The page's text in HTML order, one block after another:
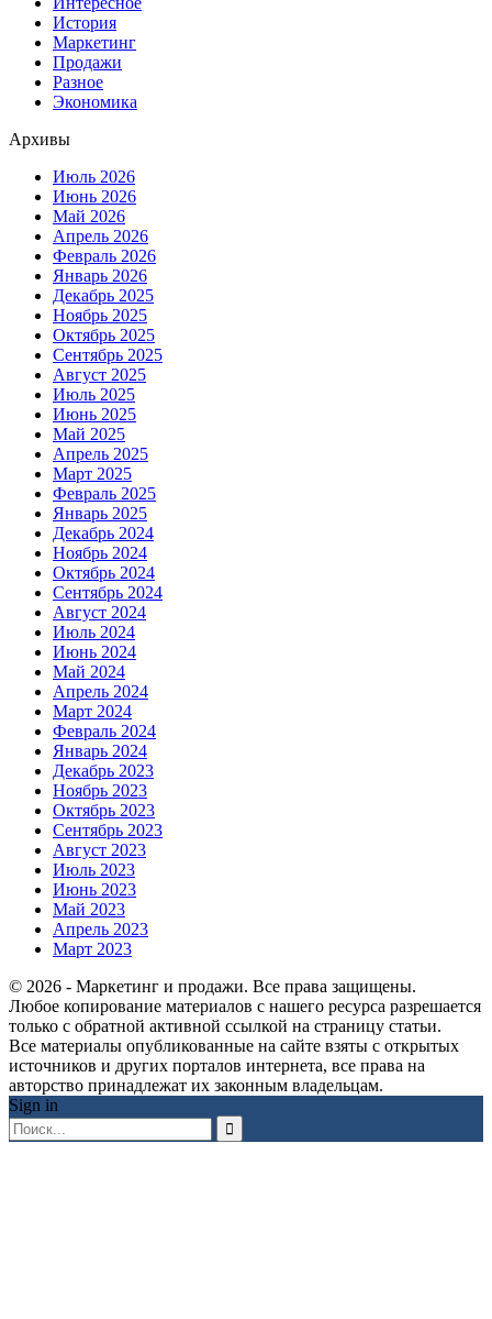
История
Маркетинг
Продажи
Разное
Экономика
Архивы
Июль 2026
Июнь 2026
Май 2026
Апрель 2026
Февраль 2026
Январь 2026
Декабрь 2025
Ноябрь 2025
Октябрь 2025
Сентябрь 2025
Август 2025
Июль 2025
Июнь 2025
Май 2025
Апрель 2025
Март 2025
Февраль 2025
Январь 2025
Декабрь 2024
Ноябрь 2024
Октябрь 2024
Сентябрь 2024
Август 2024
Июль 2024
Июнь 2024
Май 2024
Апрель 2024
Март 2024
Февраль 2024
Январь 2024
Декабрь 2023
Ноябрь 2023
Октябрь 2023
Сентябрь 2023
Август 2023
Июль 2023
Июнь 2023
Май 2023
Апрель 2023
Март 2023
© 2026 - Маркетинг и продажи. Все права защищены.
Любое копирование материалов с нашего ресурса разрешается
только с обратной активной ссылкой на страницу статьи.
Все материалы опубликованные на сайте взяты с открытых
источников и других порталов интернета, все права на
авторство принадлежат их законным владельцам.
Sign in